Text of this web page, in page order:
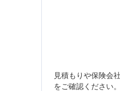
見積もりや保険会
をご確認ください。